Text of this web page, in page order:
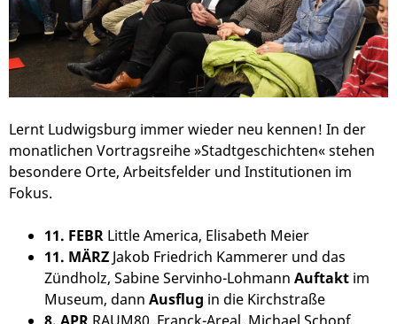
Lernt Ludwigsburg immer wieder neu kennen! In der
monatlichen Vortragsreihe »Stadtgeschichten« stehen
besondere Orte, Arbeitsfelder und Institutionen im
Fokus.
11. FEBR Little America, Elisabeth Meier
11. MÄRZ Jakob Friedrich Kammerer und das
Zündholz, Sabine Servinho-Lohmann Auftakt im
Museum, dann Ausflug in die Kirchstraße